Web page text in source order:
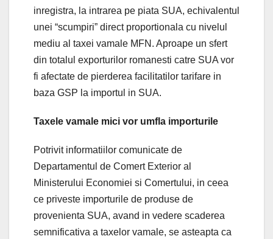
inregistra, la intrarea pe piata SUA, echivalentul
unei “scumpiri” direct proportionala cu nivelul
mediu al taxei vamale MFN. Aproape un sfert
din totalul exporturilor romanesti catre SUA vor
fi afectate de pierderea facilitatilor tarifare in
baza GSP la importul in SUA.
Taxele vamale mici vor umfla importurile
Potrivit informatiilor comunicate de
Departamentul de Comert Exterior al
Ministerului Economiei si Comertului, in ceea
ce priveste importurile de produse de
provenienta SUA, avand in vedere scaderea
semnificativa a taxelor vamale, se asteapta ca